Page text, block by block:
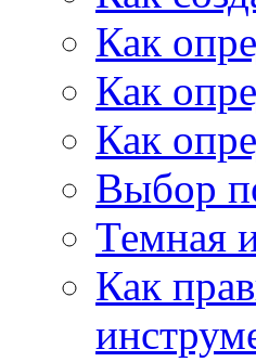
Как
Как
Как
Выбор
Темная
Как